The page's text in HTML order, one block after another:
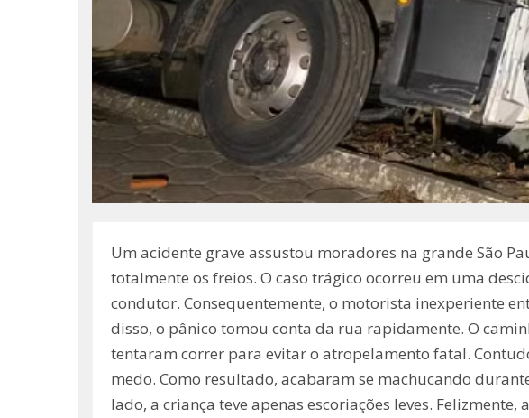
Um acidente grave assustou moradores na grande São
totalmente os freios. O caso trágico ocorreu em uma
condutor. Consequentemente, o motorista inexperiente
disso, o pânico tomou conta da rua rapidamente. O
tentaram correr para evitar o atropelamento fatal.
medo. Como resultado, acabaram se machucando
lado, a criança teve apenas escoriações leves.